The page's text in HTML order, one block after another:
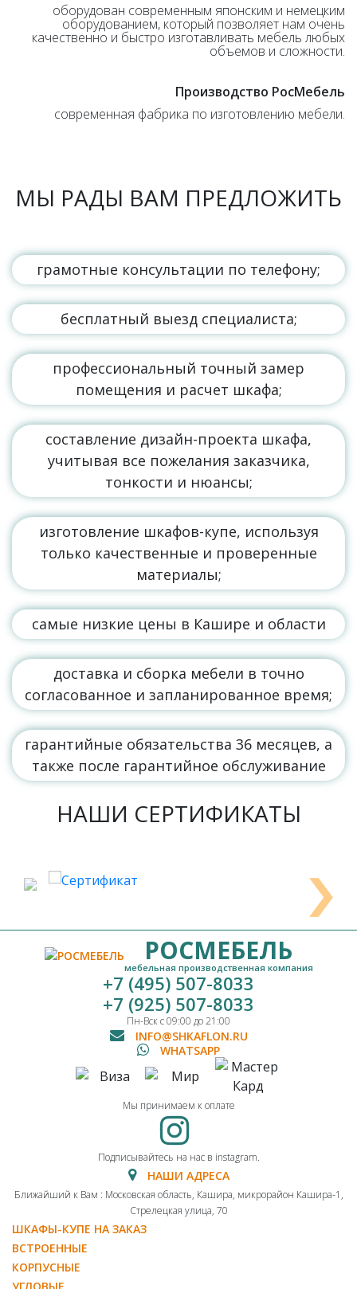
оборудован современным японским и немецким
оборудованием, который позволяет нам очень
качественно и быстро изготавливать мебель любых
объемов и сложности.
Производство РосМебель
современная фабрика по изготовлению мебели.
МЫ РАДЫ ВАМ ПРЕДЛОЖИТЬ
грамотные консультации по телефону;
бесплатный выезд специалиста;
профессиональный точный замер
помещения и расчет шкафа;
составление дизайн-проекта шкафа,
учитывая все пожелания заказчика,
тонкости и нюансы;
изготовление шкафов-купе, используя
только качественные и проверенные
материалы;
самые низкие цены в Кашире и области
доставка и сборка мебели в точно
согласованное и запланированное время;
гарантийные обязательства 36 месяцев, а
также после гарантийное обслуживание
НАШИ СЕРТИФИКАТЫ
РОСМЕБЕЛЬ
мебельная производственная компания
+7 (495) 507-8033
+7 (925) 507-8033
Пн-Вск с 09:00 до 21:00
INFO@SHKAFLON.RU
WHATSAPP
Мы принимаем к оплате
Подписывайтесь на нас в instagram.
НАШИ АДРЕСА
Ближайший к Вам : Московская область, Кашира, микрорайон Кашира-1,
Стрелецкая улица, 70
ШКАФЫ-КУПЕ НА ЗАКАЗ
ВСТРОЕННЫЕ
КОРПУСНЫЕ
УГЛОВЫЕ